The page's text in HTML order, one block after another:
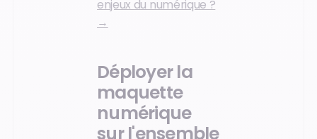
enjeux du numérique ?
→
Déployer la
maquette
numérique
sur l'ensemble